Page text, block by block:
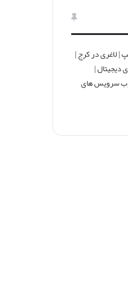
|لاغری در کرج|
دیجیتال|
سرویس های